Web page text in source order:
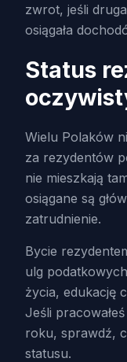
zwrot, jeśli
osiągała
Status
Wielu Polaków
za rezydentów
nie mieszkają
osiągane są
zatrudnienie.
Bycie
ulg
życia, edukację
Jeśli
roku, sprawdź,
statusu.